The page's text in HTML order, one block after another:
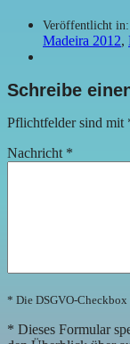
Veröffentlicht in:
Madeira 2012,
Schreibe
Pflichtfelder sind mit
Nachricht *
* Die DSGVO-
* Dieses Formular